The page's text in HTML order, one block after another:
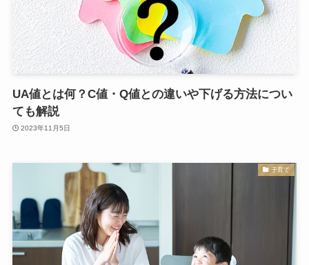
UA値とは何？C値・Q値との違いや下げる方法につい
ても解説
2023年11月5日
子育て